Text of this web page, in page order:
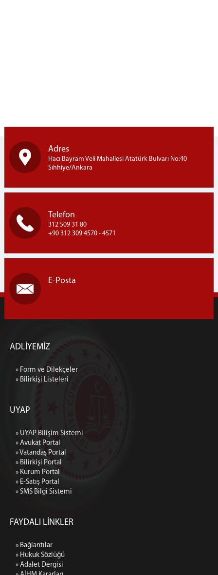
Adres
Hacı Bayram Veli Mahallesi Atatürk Bulvarı No:40
Sıhhiye/Ankara
Telefon
312 509 31 80
+90 312 309 4570 - 4571
E-Posta
ADLİYEMİZ
» Form ve Dilekçeler
» Bilirkişi Listeleri
UYAP
» UYAP Bilişim Sistemi
» Avukat Portal
» Vatandaş Portal
» Bilirkişi Portal
» Kurum Portal
» E-Satış Portal
» SMS Bilgi Sistemi
FAYDALI LİNKLER
» Bağlantılar
» Hukuk Sözlüğü
» Adalet Dergisi